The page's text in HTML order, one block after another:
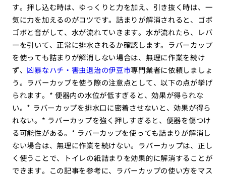
す。押し込む時は、ゆっくりと力を加え、引き抜く時は、一
気に力を加えるのがコツです。詰まりが解消されると、ゴボ
ゴボと音がして、水が流れていきます。水が流れたら、レバ
ーを引いて、正常に排水されるか確認します。ラバーカップ
を使っても詰まりが解消しない場合は、無理に作業を続け
ず、 凶暴なハチ・害虫退治の伊豆市専門業者に依頼しましょ
う。ラバーカップを使う際の注意点として、以下の点が挙げ
られます。* 便器内の水位が低すぎると、効果が得られな
い。* ラバーカップを排水口に密着させないと、効果が得ら
れない。* ラバーカップを強く押しすぎると、便器を傷つけ
る可能性がある。* ラバーカップを使っても詰まりが解消し
ない場合は、無理に作業を続けない。ラバーカップは、正し
く使うことで、トイレの紙詰まりを効果的に解消することが
できます。この記事を参考に、ラバーカップの使い方をマス